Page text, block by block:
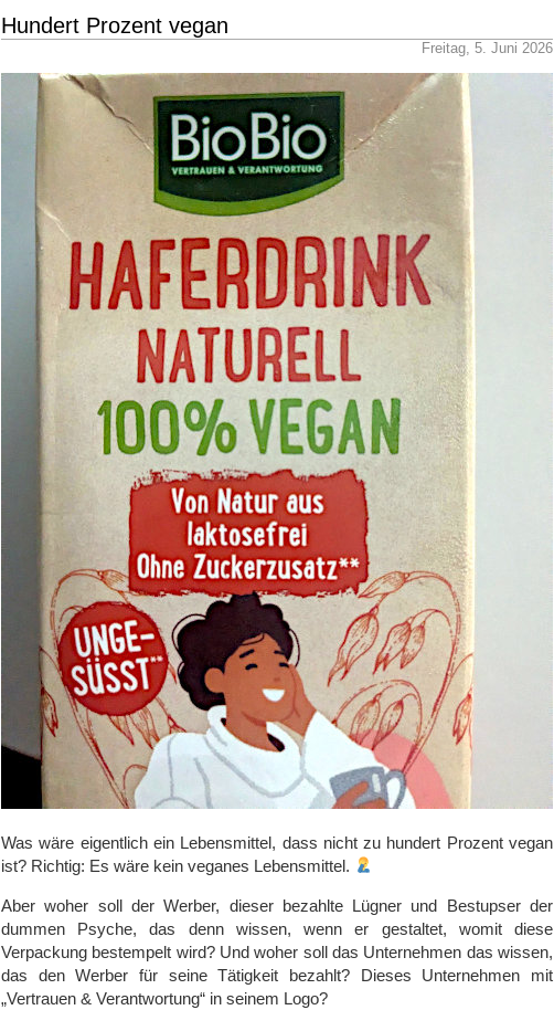
Hundert Prozent vegan
Freitag, 5. Juni 2026
Was wäre eigentlich ein Lebensmittel, dass nicht zu hundert Prozent vegan
ist? Richtig: Es wäre kein veganes Lebensmittel.
Aber woher soll der Werber, dieser bezahlte Lügner und Bestupser der
dummen Psyche, das denn wissen, wenn er gestaltet, womit diese
Verpackung bestempelt wird? Und woher soll das Unternehmen das wissen,
das den Werber für seine Tätigkeit bezahlt? Dieses Unternehmen mit
„Vertrauen & Verantwortung“ in seinem Logo?